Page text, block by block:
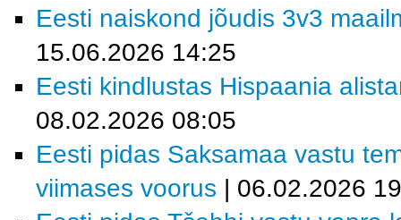
Eesti naiskond jõudis 3v3
15.06.2026 14:25
Eesti kindlustas Hispaania
08.02.2026 08:05
Eesti pidas Saksamaa vastu
viimases voorus | 06.02.2026